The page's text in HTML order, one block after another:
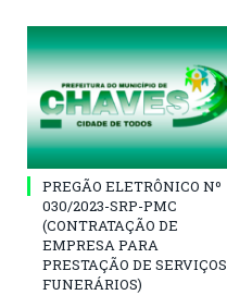
PREGÃO ELETRÔNICO Nº
030/2023-SRP-PMC
(CONTRATAÇÃO DE
EMPRESA PARA
PRESTAÇÃO DE SERVIÇOS
FUNERÁRIOS)